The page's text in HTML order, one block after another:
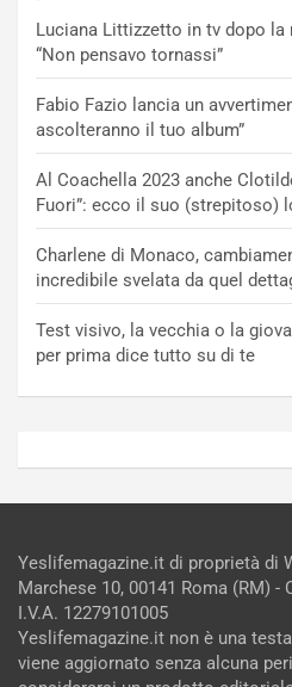
Luciana Littizzetto in tv dopo la
“Non pensavo tornassi”
Fabio Fazio lancia un
ascolteranno il tuo album”
Al Coachella 2023 anche
Fuori”: ecco il suo (strepitoso)
Charlene di Monaco,
incredibile svelata da quel
Test visivo, la vecchia o la
per prima dice tutto su di te
Yeslifemagazine.it di proprietà di
Marchese 10, 00141 Roma (RM) -
I.V.A. 12279101005
Yeslifemagazine.it non è una
viene aggiornato senza alcuna